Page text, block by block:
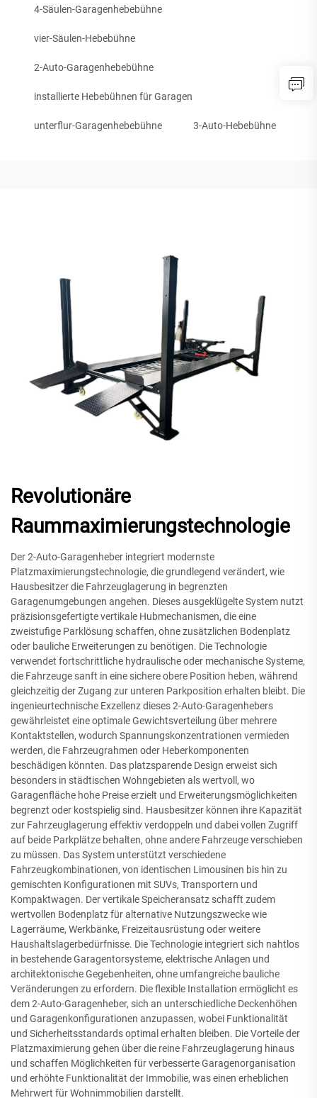
4-Säulen-Garagenhebebühne
vier-Säulen-Hebebühne
2-Auto-Garagenhebebühne
installierte Hebebühnen für Garagen
unterflur-Garagenhebebühne 3-Auto-Hebebühne
Revolutionäre
Raummaximierungstechnologie
Der 2-Auto-Garagenheber integriert modernste
Platzmaximierungstechnologie, die grundlegend verändert, wie
Hausbesitzer die Fahrzeuglagerung in begrenzten
Garagenumgebungen angehen. Dieses ausgeklügelte System nutzt
präzisionsgefertigte vertikale Hubmechanismen, die eine
zweistufige Parklösung schaffen, ohne zusätzlichen Bodenplatz
oder bauliche Erweiterungen zu benötigen. Die Technologie
verwendet fortschrittliche hydraulische oder mechanische Systeme,
die Fahrzeuge sanft in eine sichere obere Position heben, während
gleichzeitig der Zugang zur unteren Parkposition erhalten bleibt. Die
ingenieurtechnische Exzellenz dieses 2-Auto-Garagenhebers
gewährleistet eine optimale Gewichtsverteilung über mehrere
Kontaktstellen, wodurch Spannungskonzentrationen vermieden
werden, die Fahrzeugrahmen oder Heberkomponenten
beschädigen könnten. Das platzsparende Design erweist sich
besonders in städtischen Wohngebieten als wertvoll, wo
Garagenfläche hohe Preise erzielt und Erweiterungsmöglichkeiten
begrenzt oder kostspielig sind. Hausbesitzer können ihre Kapazität
zur Fahrzeuglagerung effektiv verdoppeln und dabei vollen Zugriff
auf beide Parkplätze behalten, ohne andere Fahrzeuge verschieben
zu müssen. Das System unterstützt verschiedene
Fahrzeugkombinationen, von identischen Limousinen bis hin zu
gemischten Konfigurationen mit SUVs, Transportern und
Kompaktwagen. Der vertikale Speicheransatz schafft zudem
wertvollen Bodenplatz für alternative Nutzungszwecke wie
Lagerräume, Werkbänke, Freizeitausrüstung oder weitere
Haushaltslagerbedürfnisse. Die Technologie integriert sich nahtlos
in bestehende Garagentorsysteme, elektrische Anlagen und
architektonische Gegebenheiten, ohne umfangreiche bauliche
Veränderungen zu erfordern. Die flexible Installation ermöglicht es
dem 2-Auto-Garagenheber, sich an unterschiedliche Deckenhöhen
und Garagenkonfigurationen anzupassen, wobei Funktionalität
und Sicherheitsstandards optimal erhalten bleiben. Die Vorteile der
Platzmaximierung gehen über die reine Fahrzeuglagerung hinaus
und schaffen Möglichkeiten für verbesserte Garagenorganisation
und erhöhte Funktionalität der Immobilie, was einen erheblichen
Mehrwert für Wohnimmobilien darstellt.